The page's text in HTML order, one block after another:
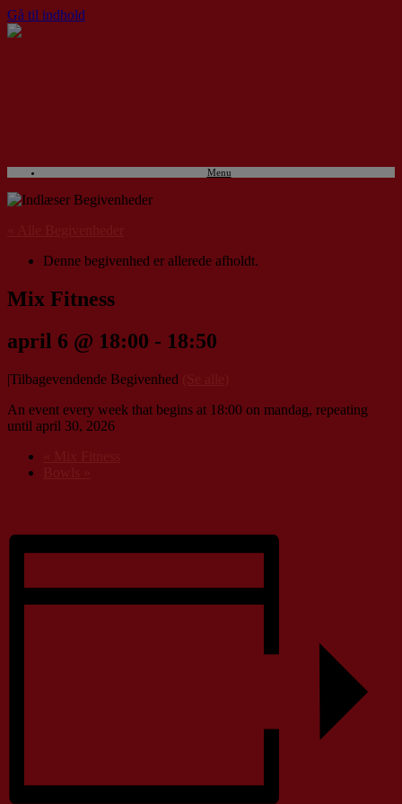
Gå til indhold
Menu
Denne begivenhed er allerede afholdt.
Mix Fitness
april 6 @ 18:00 - 18:50
|Tilbagevendende Begivenhed
An event every week that begins at 18:00 on mandag, repeating
until april 30, 2026